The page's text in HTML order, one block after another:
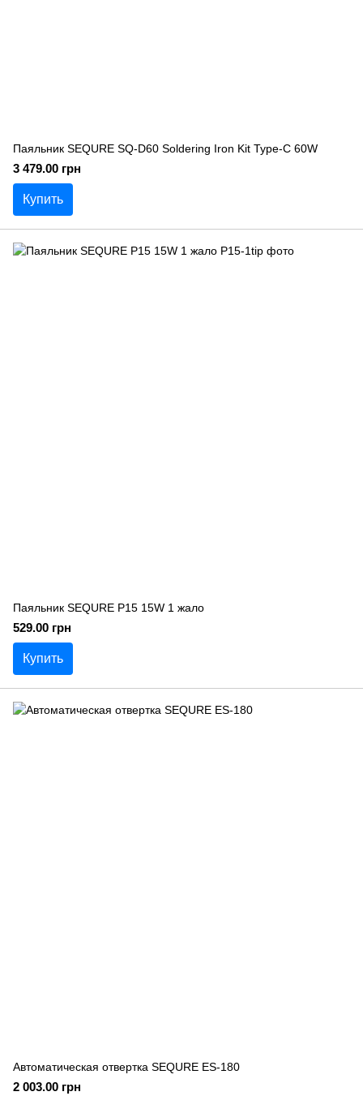
Паяльник SEQURE SQ-D60 Soldering Iron Kit Type-C 60W
3 479.00 грн
Купить
Паяльник SEQURE P15 15W 1 жало
529.00 грн
Купить
Автоматическая отвертка SEQURE ES-180
2 003.00 грн